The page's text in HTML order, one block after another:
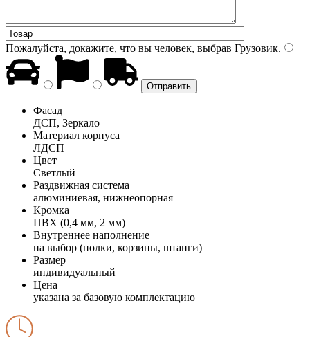
Пожалуйста, докажите, что вы человек, выбрав Грузовик.
Фасад
ДСП, Зеркало
Материал корпуса
ЛДСП
Цвет
Светлый
Раздвижная система
алюминиевая, нижнеопорная
Кромка
ПВХ (0,4 мм, 2 мм)
Внутреннее наполнение
на выбор (полки, корзины, штанги)
Размер
индивидуальный
Цена
указана за базовую комплектацию